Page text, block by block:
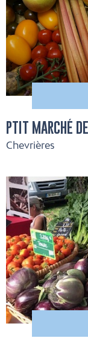
PTIT MARCHÉ
Chevrières